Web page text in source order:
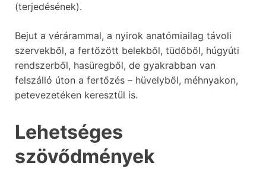
(terjedésének).
Bejut a vérárammal, a nyirok anatómiailag távoli
szervekből, a fertőzött belekből, tüdőből, húgyúti
rendszerből, hasüregből, de gyakrabban van
felszálló úton a fertőzés – hüvelyből, méhnyakon,
petevezetéken keresztül is.
Lehetséges
szövődmények